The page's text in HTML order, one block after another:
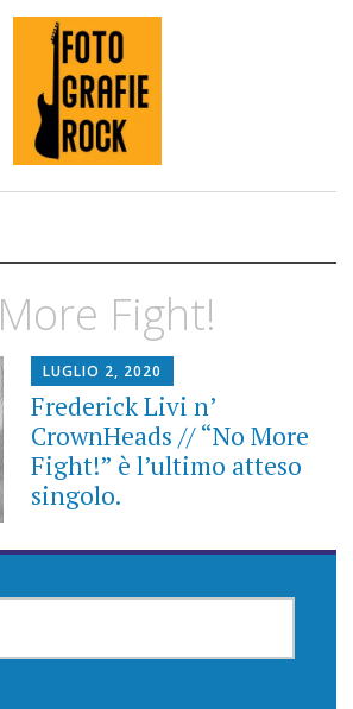
ROCK
Fight!
LUGLIO 2, 2020
Frederick Livi n’
CrownHeads // “No More
Fight!” è l’ultimo atteso
singolo.